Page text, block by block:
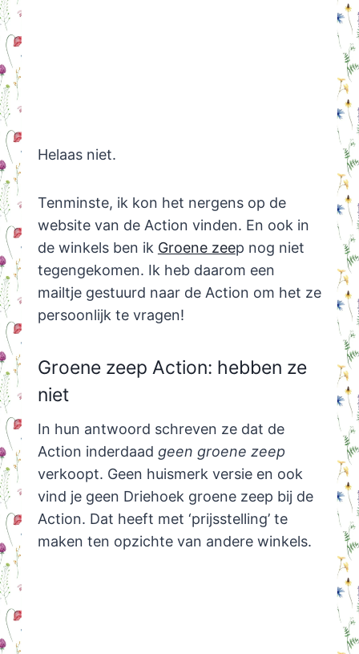
Helaas niet.
Tenminste, ik kon het nergens op de
website van de Action vinden. En ook in
de winkels ben ik Groene zeep nog niet
tegengekomen. Ik heb daarom een
mailtje gestuurd naar de Action om het ze
persoonlijk te vragen!
Groene zeep Action: hebben ze
niet
In hun antwoord schreven ze dat de
Action inderdaad geen groene zeep
verkoopt. Geen huismerk versie en ook
vind je geen Driehoek groene zeep bij de
Action. Dat heeft met ‘prijsstelling’ te
maken ten opzichte van andere winkels.